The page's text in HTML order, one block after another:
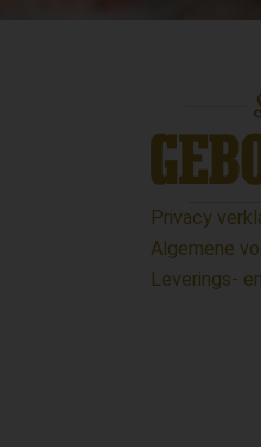
Privacy
Algemene
Leverings-